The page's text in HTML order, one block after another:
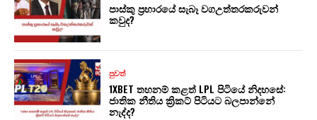
පාස්කු ප්‍රහාරයේ සැබෑ වගඋත්තරකරුවන්
කවුද?
පුවත්
1XBET තහනම් කළත් LPL පිටියේ නිදහසේ:
ජාතික නීතිය ක්‍රිකට් පිටියට බලපාන්නේ
නැද්ද?